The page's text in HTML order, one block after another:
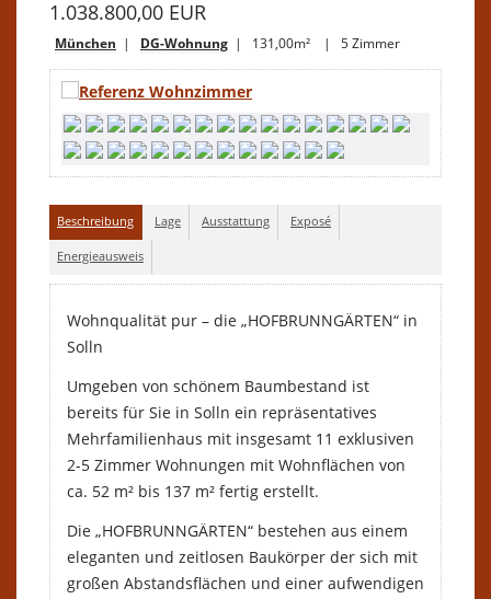
1.038.800,00 EUR
München | DG-Wohnung | 131,00m² | 5 Zimmer
Beschreibung Lage Ausstattung Exposé
Energieausweis
Wohnqualität pur – die „HOFBRUNNGÄRTEN“ in
Solln
Umgeben von schönem Baumbestand ist
bereits für Sie in Solln ein repräsentatives
Mehrfamilienhaus mit insgesamt 11 exklusiven
2-5 Zimmer Wohnungen mit Wohnflächen von
ca. 52 m² bis 137 m² fertig erstellt.
Die „HOFBRUNNGÄRTEN“ bestehen aus einem
eleganten und zeitlosen Baukörper der sich mit
großen Abstandsflächen und einer aufwendigen